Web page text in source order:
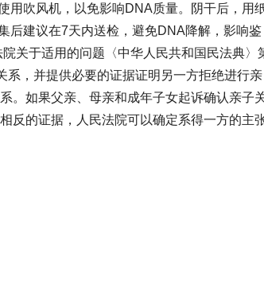
用吹风机，以免影响DNA质量。阴干后，用
后建议在7天内送检，避免DNA降解，影响鉴
关于适用的问题〈中华人民共和国民法典〉
系，并提供必要的证据证明另一方拒绝进行亲
。如果父亲、母亲和成年子女起诉确认亲子
反的证据，人民法院可以确定系得一方的主